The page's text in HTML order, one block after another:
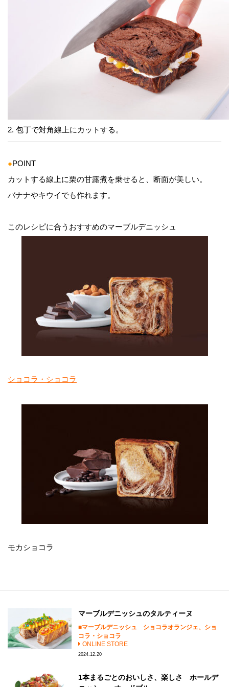
2. 包丁で対角線上にカットする。
●POINT
カットする線上に栗の甘露煮を乗せると、断面が美しい。
バナナやキウイでも作れます。
このレシピに合うおすすめのマーブルデニッシュ
ショコラ・ショコラ
モカショコラ
マーブルデニッシュのタルティーヌ
マーブルデニッシュ ショコラオランジェ、ショ
コラ・ショコラ
ONLINE STORE
2024.12.20
1本まるごとのおいしさ、楽しさ ホールデ